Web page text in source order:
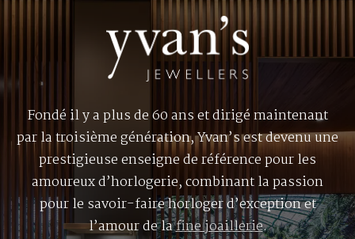
Fondé il y a plus de 60 ans et dirigé maintenant
par la troisième génération, Yvan’s est devenu une
prestigieuse enseigne de référence pour les
amoureux d’horlogerie, combinant la passion
pour le savoir-faire horloger d’exception et
l’amour de lafine joaillerie.